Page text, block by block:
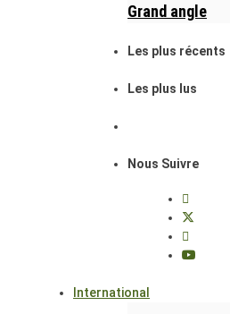
Grand angle
Les plus récents
Les plus lus
Nous Suivre
International